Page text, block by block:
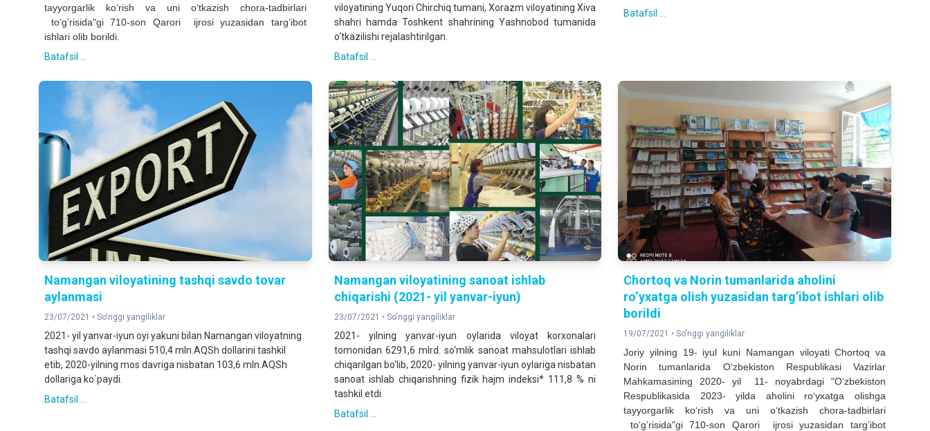
tayyorgarlik ko‘rish va uni o‘tkazish chora-tadbirlari
to‘g’risida"gi 710-son Qarori ijrosi yuzasidan targ’ibot
ishlari olib borildi.
Batafsil ...
viloyatining Yuqori Chirchiq tumani, Xorazm viloyatining Xiva
shahri hamda Toshkent shahrining Yashnobod tumanida
o‘tkazilishi rejalashtirilgan.
Batafsil ...
Batafsil ...
Namangan viloyatining tashqi savdo tovar
aylanmasi
23/07/2021 • So'nggi yangiliklar
2021- yil yanvar-iyun oyi yakuni bilan Namangan viloyatning
tashqi savdo aylanmasi 510,4 mln.AQSh dollarini tashkil
etib, 2020-yilning mos davriga nisbatan 103,6 mln.AQSh
dollariga ko`paydi.
Batafsil ...
Namangan viloyatining sanoat ishlab
chiqarishi (2021- yil yanvar-iyun)
23/07/2021 • So'nggi yangiliklar
2021- yilning yanvar-iyun oylarida viloyat korxonalari
tomonidan 6291,6 mlrd. so‘mlik sanoat mahsulotlari ishlab
chiqarilgan bo‘lib, 2020- yilning yanvar-iyun oylariga nisbatan
sanoat ishlab chiqarishning fizik hajm indeksi* 111,8 % ni
tashkil etdi.
Batafsil ...
Chortoq va Norin tumanlarida aholini
ro‘yxatga olish yuzasidan targ’ibot ishlari olib
borildi
19/07/2021 •So'nggi yangiliklar
Joriy yilning 19- iyul kuni Namangan viloyati Chortoq va
Norin tumanlarida O‘zbekiston Respublikasi Vazirlar
Mahkamasining 2020- yil 11- noyabrdagi "O‘zbekiston
Respublikasida 2023- yilda aholini ro‘yxatga olishga
tayyorgarlik ko‘rish va uni o‘tkazish chora-tadbirlari
to‘g’risida"gi 710-son Qarori ijrosi yuzasidan targ’ibot